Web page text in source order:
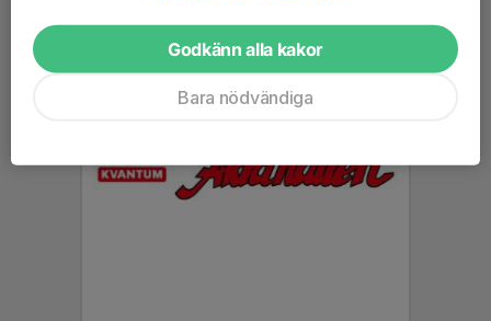
Godkänn alla kakor
Bara nödvändiga